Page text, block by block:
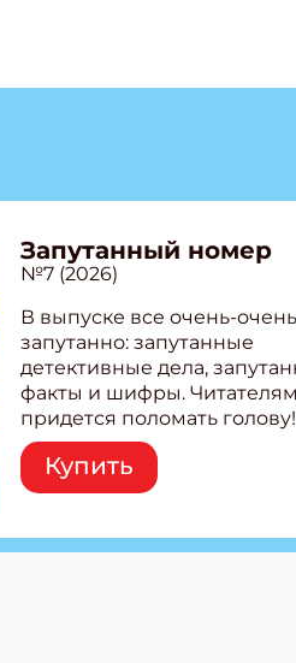
Запутанный номер
№7 (2026)
В выпуске все очень-очень
запутанно: запутанные
детективные дела,
факты и шифры. Читателям
придется поломать голову!
Внутри: Шифры и
расшифровки Плетем
запутанные поделки
Ищем коды 3 комикса
Купить